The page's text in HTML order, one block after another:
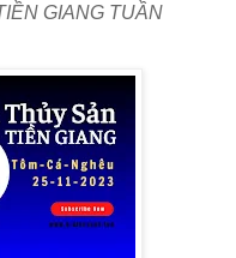
GIANG TUẦN